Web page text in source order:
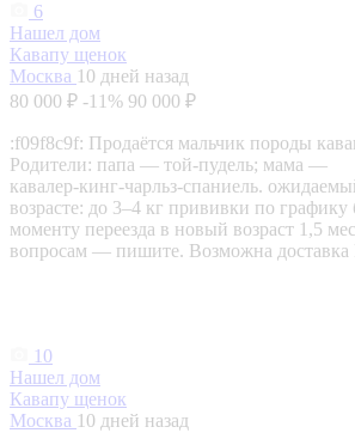
6
Нашел дом
Кавапу щенок
Москва 10 дней назад
80 000 ₽ -11% 90 000 ₽
:f09f8c9f: Продаётся мальчик породы
Родители: папа — той‑пудель; мама —
кавалер‑кинг‑чарльз‑спаниель.
возрасте: до 3–4 кг прививки по графику
моменту переезда в новый возраст 1,5
вопросам — пишите. Возможна
10
Нашел дом
Кавапу щенок
Москва 10 дней назад